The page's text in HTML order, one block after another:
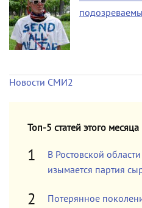
Новости СМИ2
Топ-5 статей этого месяца
В Ростовской
изымается партия
Потерянное